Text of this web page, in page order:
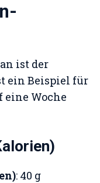
ist der
ein Beispiel für
eine Woche
: 40 g